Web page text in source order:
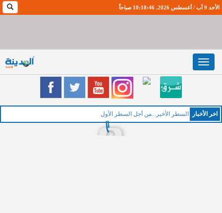
الأحد 9 آب / أغسطس 2026. 10:18:47 صباحاً
Toggle
navigation
اخر اﻷخبار السطر الأخير...من أجل السطر الأول